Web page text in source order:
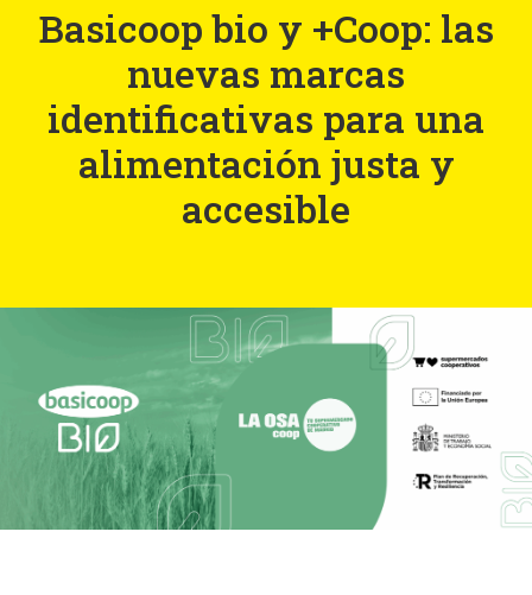
Basicoop bio y +Coop: las
nuevas marcas
identificativas para una
alimentación justa y
accesible